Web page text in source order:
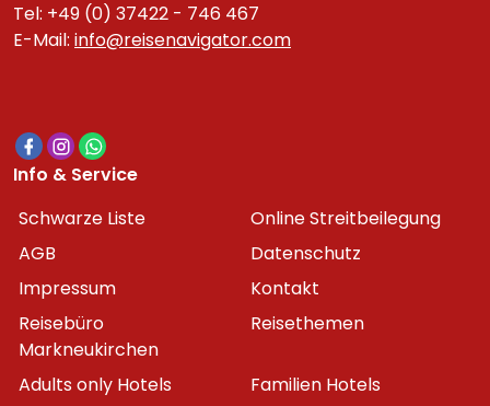
Tel: +49 (0) 37422 - 746 467
E-Mail: info@reisenavigator.com
Info & Service
Schwarze Liste
Online Streitbeilegung
AGB
Datenschutz
Impressum
Kontakt
Reisebüro
Markneukirchen
Reisethemen
Adults only Hotels
Familien Hotels